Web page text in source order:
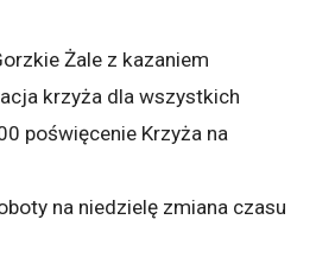
Żale z kazaniem
krzyża dla wszystkich
poświęcenie Krzyża na
na niedzielę zmiana czasu